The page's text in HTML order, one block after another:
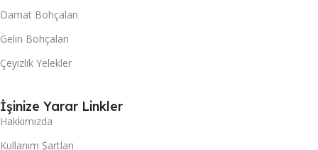
Damat Bohçaları
Gelin Bohçaları
Çeyizlik Yelekler
İşinize Yarar Linkler
Hakkımızda
Kullanım Şartları